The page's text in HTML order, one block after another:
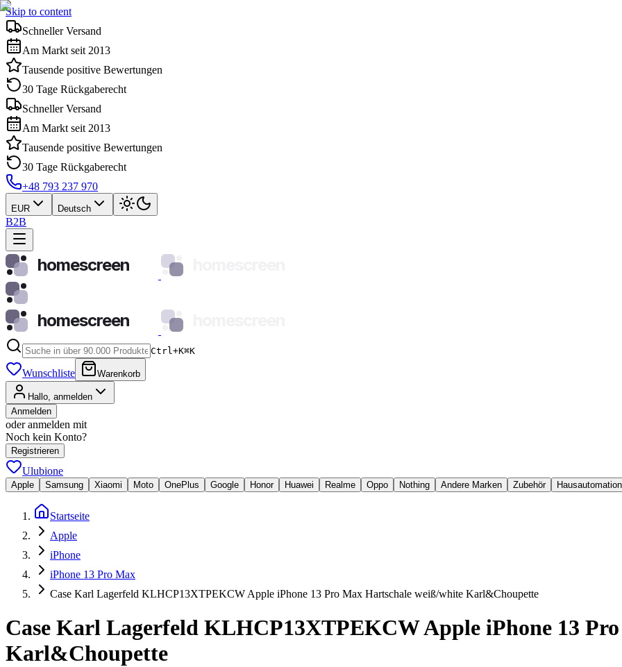
Skip to content
Schneller Versand
Am Markt seit 2013
Tausende positive Bewertungen
30 Tage Rückgaberecht
Schneller Versand
Am Markt seit 2013
Tausende positive Bewertungen
30 Tage Rückgaberecht
+48 793 237 970
EUR Deutsch
B2B
homescreen
homescreen
Ctrl+K⌘K
Wunschliste Warenkorb
Hallo, anmelden
Anmelden
oder anmelden mit
Noch kein Konto?
Registrieren
Ulubione
Apple Samsung Xiaomi Moto OnePlus Google Honor Huawei Realme Oppo Nothing Andere Marken Zubehör Hausautomation
Startseite
Apple
iPhone
iPhone 13 Pro Max
Case Karl Lagerfeld KLHCP13XTPEKCW Apple iPhone 13 Pro Max Hartschale weiß/white Karl&Choupette
Case Karl Lagerfeld KLHCP13XTPEKCW Apple iPhone 13
Karl&Choupette